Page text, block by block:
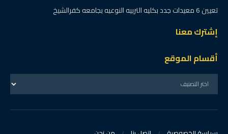
تعيين 6 معيدات جدد بكليه التربيه النوعيه بجامعه كفرالشيخ
إشترك معنا
أقسام الموقع